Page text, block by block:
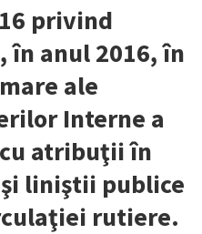
privind
anul 2016, în
ale
Interne a
atribuţii în
liniştii publice
rutiere.